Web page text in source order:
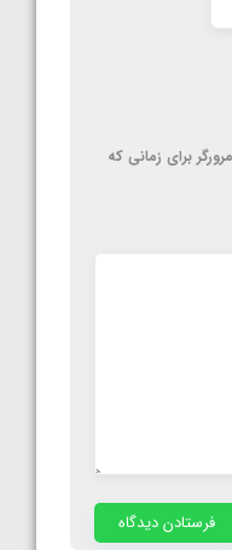
برای زمانی که